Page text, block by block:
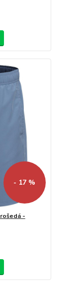
- 17 %
-